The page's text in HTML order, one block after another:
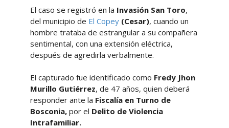
El caso se registró en la Invasión San Toro,
del municipio de El Copey (Cesar), cuando un
hombre trataba de estrangular a su compañera
sentimental, con una extensión eléctrica,
después de agredirla verbalmente.
El capturado fue identificado como Fredy Jhon
Murillo Gutiérrez, de 47 años, quien deberá
responder ante la Fiscalía en Turno de
Bosconia, por el Delito de Violencia
Intrafamiliar.